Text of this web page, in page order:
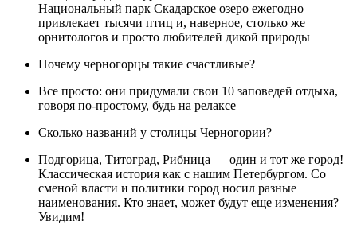
Национальный парк Скадарское озеро ежегодно
привлекает тысячи птиц и, наверное, столько же
орнитологов и просто любителей дикой природы
Почему черногорцы такие счастливые?
Все просто: они придумали свои 10 заповедей отдыха,
говоря по-простому, будь на релаксе
Сколько названий у столицы Черногории?
Подгорица, Титоград, Рибница — один и тот же город!
Классическая история как с нашим Петербургом. Со
сменой власти и политики город носил разные
наименования. Кто знает, может будут еще изменения?
Увидим!